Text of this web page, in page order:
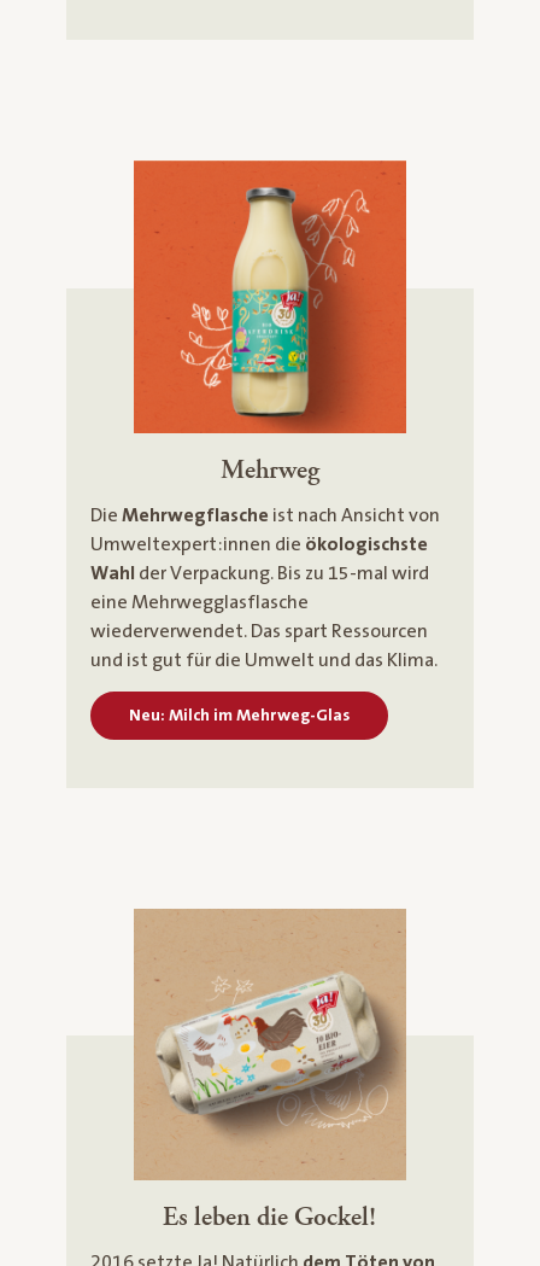
Mehrweg
Die Mehrwegflasche ist nach Ansicht von
Umweltexpert:innen die ökologischste
Wahl der Verpackung. Bis zu 15-mal wird
eine Mehrwegglasflasche
wiederverwendet. Das spart Ressourcen
und ist gut für die Umwelt und das Klima.
Neu: Milch im Mehrweg-Glas
Es leben die Gockel!